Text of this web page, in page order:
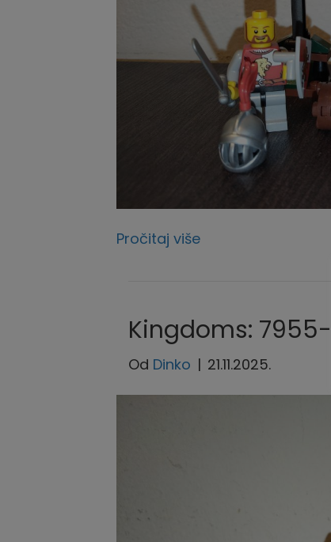
Pročitaj više
Kingdoms: 7955-1
Od Dinko | 21.11.2025.